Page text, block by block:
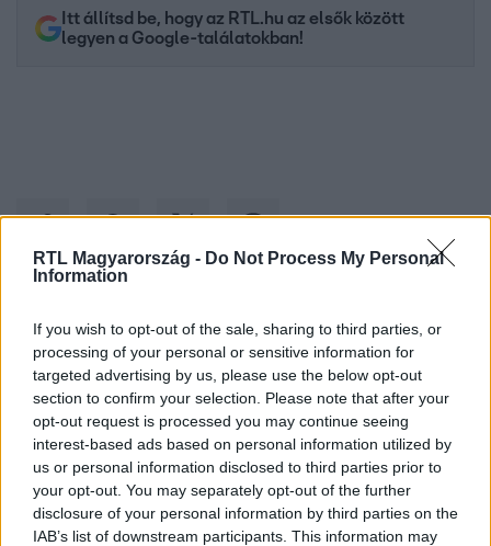
RTL Magyarország - Do Not Process My Personal
Information
If you wish to opt-out of the sale, sharing to third parties, or
processing of your personal or sensitive information for
targeted advertising by us, please use the below opt-out
section to confirm your selection. Please note that after your
opt-out request is processed you may continue seeing
interest-based ads based on personal information utilized by
us or personal information disclosed to third parties prior to
your opt-out. You may separately opt-out of the further
disclosure of your personal information by third parties on the
IAB’s list of downstream participants. This information may
Itt állítsd be, hogy az RTL.hu az elsők között
legyen a Google-találatokban!
Kövess minket, és értesülj a friss hírekről a
Facebookon is!
Követem